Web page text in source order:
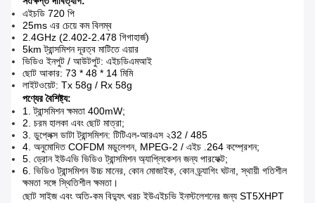
এইচডি 720 পি
25ms এর চেয়ে কম বিলম্ব
2.4GHz (2.402-2.478 গিগাহার্জ)
5km ট্রান্সমিশন দূরত্ব মাটিতে এয়ার
ভিডিও ইনপুট / আউটপুট: এইচডিএমআই
ছোট আকার: 73 * 48 * 14 মিমি
লাইটওয়েট: Tx 58g / Rx 58g
পণ্যের বৈশিষ্ট্য:
1. ট্রান্সমিশন ক্ষমতা 400mW;
2. চরম হালকা এবং ছোট মাত্রা;
3. ডুপ্লেক্স ডাটা ট্রান্সমিশন: টিটিএল-আরএস ২32 / 485
4. অনুমোদিত COFDM মডুলেশন, MPEG-2 / এইচ .264 কম্প্রেশন;
5. ড্রোন ইউএভি ভিডিও ট্রান্সমিশন অ্যাপ্লিকেশন জন্য পারফেক্ট;
6. ভিডিও ট্রান্সমিশন উচ্চ মানের, কোন মোজাইক, কোন ড্র্যাগিং ঘটনা, স্থায়ী গতিশীল
ক্ষমতা সঙ্গে স্থিতিশীল ক্ষমতা।
ছোট সাইজ এবং অতি-কম বিদ্যুৎ খরচ ইউএইচভি ইনস্টলেশনের জন্য ST5XHPT